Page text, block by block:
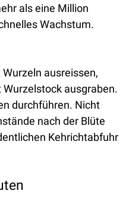
als eine Million
Wachstum.
ausreissen,
ausgraben.
durchführen. Nicht
nach der Blüte
Kehrichtabfuhr